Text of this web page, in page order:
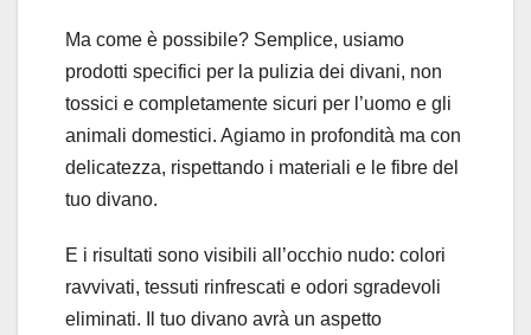
Ma come è possibile? Semplice, usiamo
prodotti specifici per la pulizia dei divani, non
tossici e completamente sicuri per l’uomo e gli
animali domestici. Agiamo in profondità ma con
delicatezza, rispettando i materiali e le fibre del
tuo divano.
E i risultati sono visibili all’occhio nudo: colori
ravvivati, tessuti rinfrescati e odori sgradevoli
eliminati. Il tuo divano avrà un aspetto